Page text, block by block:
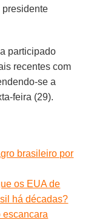
presidente
participado
recentes com
se a
feira (29).
brasileiro por
os EUA de
há décadas?
escancara